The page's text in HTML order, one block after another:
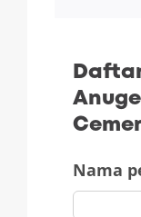
Nama